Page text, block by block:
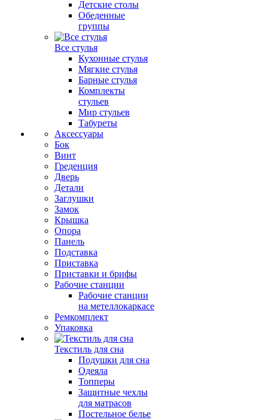
Детские столы
Обеденные
группы
Все стулья
Кухонные стулья
Мягкие стулья
Барные стулья
Комплекты
стульев
Мир стульев
Табуреты
Аксессуары
Бок
Винт
Греденция
Дверь
Детали
Заглушки
Замок
Крышка
Опора
Панель
Подставка
Приставка
Приставки и брифы
Рабочие станции
Рабочие станции
на метеллокаркасе
Ремкомплект
Упаковка
Текстиль для сна
Подушки для сна
Одеяла
Топперы
Защитные чехлы
для матрасов
Постельное белье